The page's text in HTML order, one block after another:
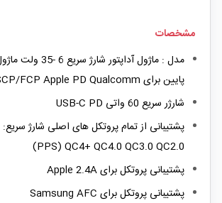
مشخصات
مدل : ماژول آداپتور
پایین برای Huawei SCP/FCP Apple PD Qualcomm
شارژر سریع 60 واتی USB-C PD
(PPS) QC4+ QC4.0 QC3.0 QC2.0
پشتیبانی پروتکل برای Apple 2.4A
پشتیبانی پروتکل برای Samsung AFC